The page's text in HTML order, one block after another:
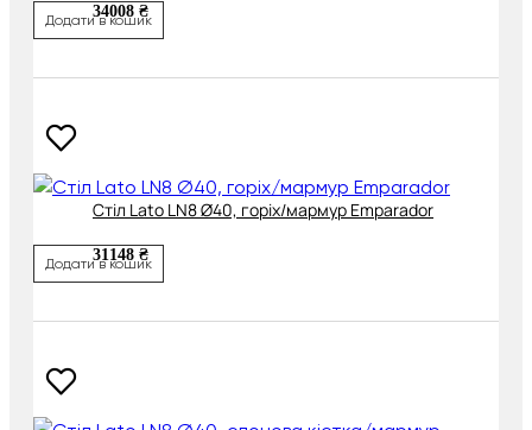
34008 ₴
Додати в кошик
Cтіл Lato LN8 Ø40, горіх/мармур Emparador
31148 ₴
Додати в кошик